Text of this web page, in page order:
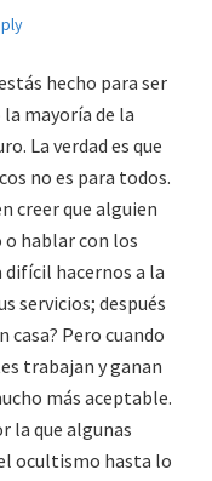
hecho para ser
la mayoría de la
La verdad es que
no es para todos.
creer que alguien
hablar con los
hacernos a la
servicios; después
casa? Pero cuando
trabajan y ganan
más aceptable.
la que algunas
ocultismo hasta lo